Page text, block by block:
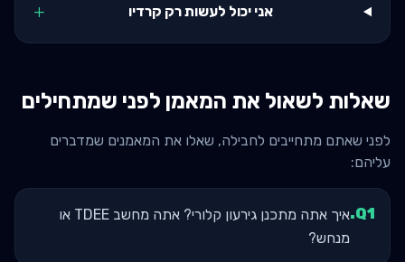
אני יכול לעשות רק קרדיו +
שאלות לשאול את המאמן לפני שמתחילים
לפני שאתם מתחייבים לחבילה, שאלו את המאמנים שמדברים
עליהם:
Q1
.
איך אתה מתכנן גירעון קלורי? אתה מחשב TDEE או
מנחש?